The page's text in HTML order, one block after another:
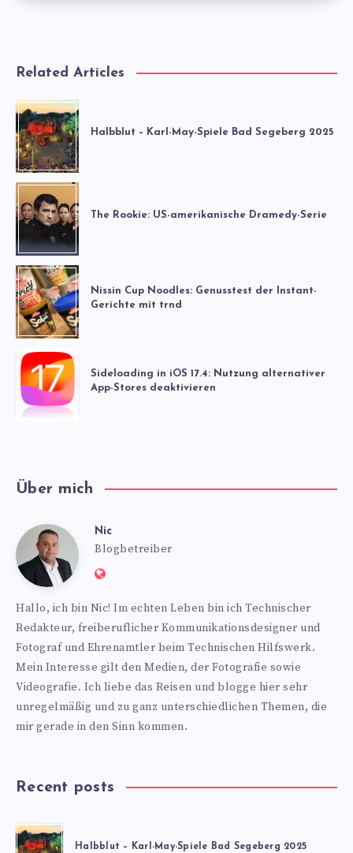
Related Articles
Halbblut – Karl-May-Spiele Bad Segeberg 2025
The Rookie: US-amerikanische Dramedy-Serie
Nissin Cup Noodles: Genusstest der Instant-
Gerichte mit trnd
Sideloading in iOS 17.4: Nutzung alternativer
App-Stores deaktivieren
Über mich
Nic Nic
Blogbetreiber
Website:
Hallo, ich bin Nic! Im echten Leben bin ich Technischer
Redakteur, freiberuflicher Kommunikationsdesigner und
Fotograf und Ehrenamtler beim Technischen Hilfswerk.
Mein Interesse gilt den Medien, der Fotografie sowie
Videografie. Ich liebe das Reisen und blogge hier sehr
unregelmäßig und zu ganz unterschiedlichen Themen, die
mir gerade in den Sinn kommen.
Recent posts
Halbblut – Karl-May-Spiele Bad Segeberg 2025